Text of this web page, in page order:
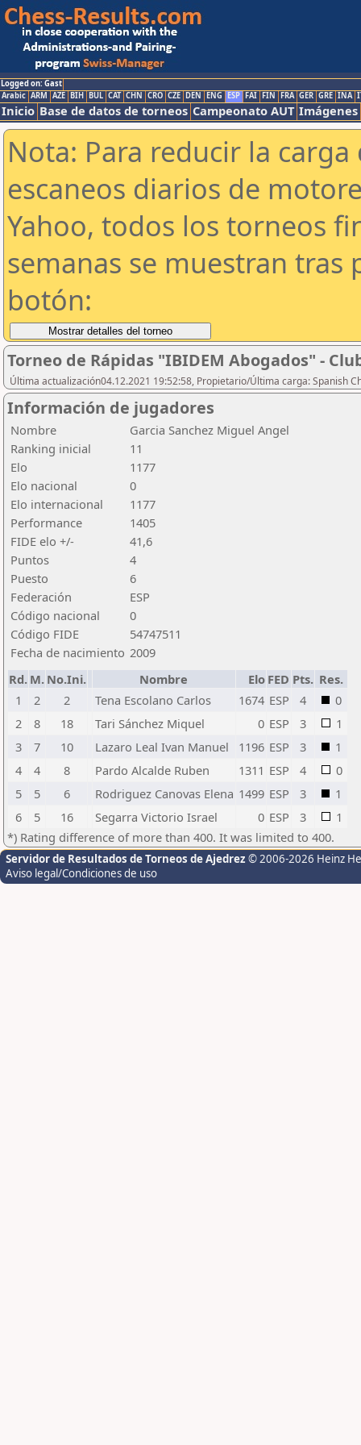
Logged on: Gast
Arabic ARM AZE BIH BUL CAT CHN CRO CZE DEN ENG ESP FAI FIN FRA GER GRE INA
Inicio Base de datos de torneos Campeonato AUT Imágenes
Nota: Para reducir la
escaneos diarios de
Yahoo, todos los torneos
semanas se muestran tras
botón:
Torneo de Rápidas "IBIDEM Abogados" -
Última actualización04.12.2021 19:52:58, Propietario/Última carga: Spanish
Información de jugadores
Nombre
Garcia Sanchez Miguel Angel
Ranking inicial
11
Elo
1177
Elo nacional
0
Elo internacional
1177
Performance
1405
FIDE elo +/-
41,6
Puntos
4
Puesto
6
Federación
ESP
Código nacional
0
Código FIDE
54747511
Fecha de nacimiento 2009
Rd. M. No.Ini. Nombre Elo FED Pts. Res.
1
2 2 Tena Escolano Carlos 1674 ESP 4
0
2
8 18 Tari Sánchez Miquel 0 ESP 3
1
3
7 10 Lazaro Leal Ivan Manuel 1196 ESP 3
1
4
4 8 Pardo Alcalde Ruben 1311 ESP 4
0
5
5 6 Rodriguez Canovas Elena 1499 ESP 3
1
6
5 16 Segarra Victorio Israel 0 ESP 3
1
*) Rating difference of more than 400. It was limited to 400.
Servidor de Resultados de Torneos de Ajedrez © 2006-2026 Heinz
Aviso legal/Condiciones de uso